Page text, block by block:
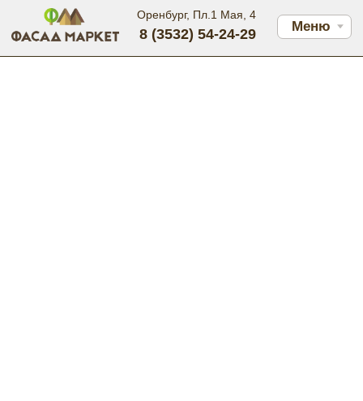
Меню
Оренбург, Пл.1 Мая, 4
8 (3532) 54-24-29